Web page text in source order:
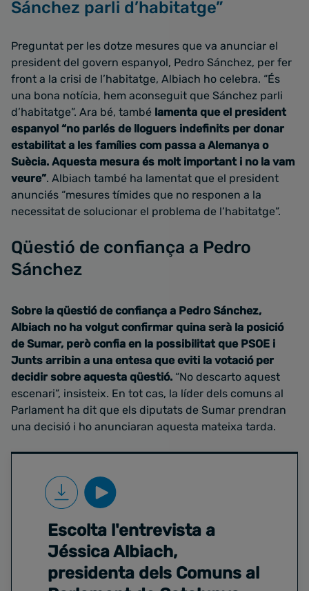
Sánchez parli d’habitatge”
Preguntat per les dotze mesures que va anunciar el
president del govern espanyol, Pedro Sánchez, per fer
front a la crisi de l’habitatge, Albiach ho celebra. “És
una bona notícia, hem aconseguit que Sánchez parli
d’habitatge”. Ara bé, també lamenta que el president
espanyol “no parlés de lloguers indefinits per donar
estabilitat a les famílies com passa a Alemanya o
Suècia. Aquesta mesura és molt important i no la vam
veure”. Albiach també ha lamentat que el president
anunciés “mesures tímides que no responen a la
necessitat de solucionar el problema de l’habitatge”.
Qüestió de confiança a Pedro
Sánchez
Sobre la qüestió de confiança a Pedro Sánchez,
Albiach no ha volgut confirmar quina serà la posició
de Sumar, però confia en la possibilitat que PSOE i
Junts arribin a una entesa que eviti la votació per
decidir sobre aquesta qüestió. “No descarto aquest
escenari”, insisteix. En tot cas, la líder dels comuns al
Parlament ha dit que els diputats de Sumar prendran
una decisió i ho anunciaran aquesta mateixa tarda.
Escolta l'entrevista a
Jéssica Albiach,
presidenta dels Comuns al